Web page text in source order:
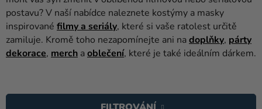
Výzdoba
a
doplňky
postavu? V naší nabídce naleznete kostýmy a masky
inspirované filmy a seriály, které si vaše ratolest určitě
zamiluje. Kromě toho nezapomínejte ani nadoplňky, párty
dekorace, merch aoblečení, které je také ideálním dárkem.
Ý